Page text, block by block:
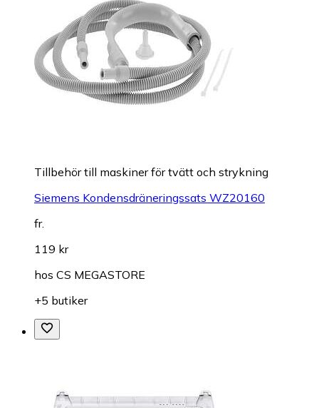
Tillbehör till maskiner för tvätt och strykning
Siemens Kondensdräneringssats WZ20160
fr.
119 kr
hos CS MEGASTORE
+5 butiker